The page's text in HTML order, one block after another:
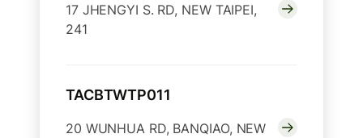
17 JHENGYI S. RD, NEW TAIPEI,
241
TACBTWTP011
20 WUNHUA RD, BANQIAO, NEW